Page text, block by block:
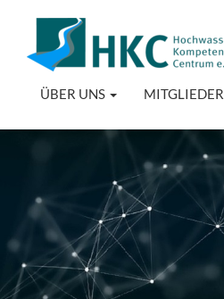
ÜBER UNS MITGLIEDER